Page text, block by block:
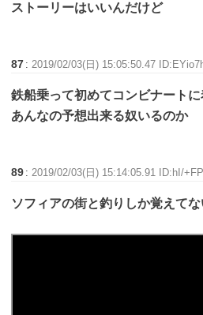
ストーリーはいいんだけど
87 :2019/02/03(日) 15:05:50.47
鉄船乗って初めてコンビナート
あんなの予想出来る奴いるのか
89 :2019/02/03(日) 15:14:05.91 ID:hI/
ソフィアの街と釣りしか覚えてな